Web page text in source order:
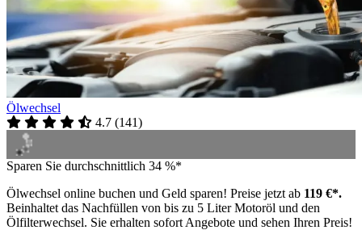
Ölwechsel
4.7 (141)
Sparen Sie durchschnittlich 34 %*
Ölwechsel online buchen und Geld sparen! Preise jetzt ab 119 €*.
Beinhaltet das Nachfüllen von bis zu 5 Liter Motoröl und den
Ölfilterwechsel. Sie erhalten sofort Angebote und sehen Ihren Preis!